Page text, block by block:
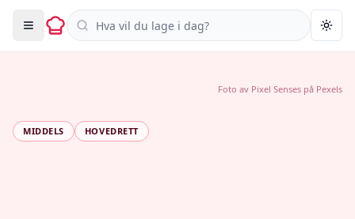
Søk i oppskrifter
MIDDELS HOVEDRETT
Foto av Pixel Senses på Pexels